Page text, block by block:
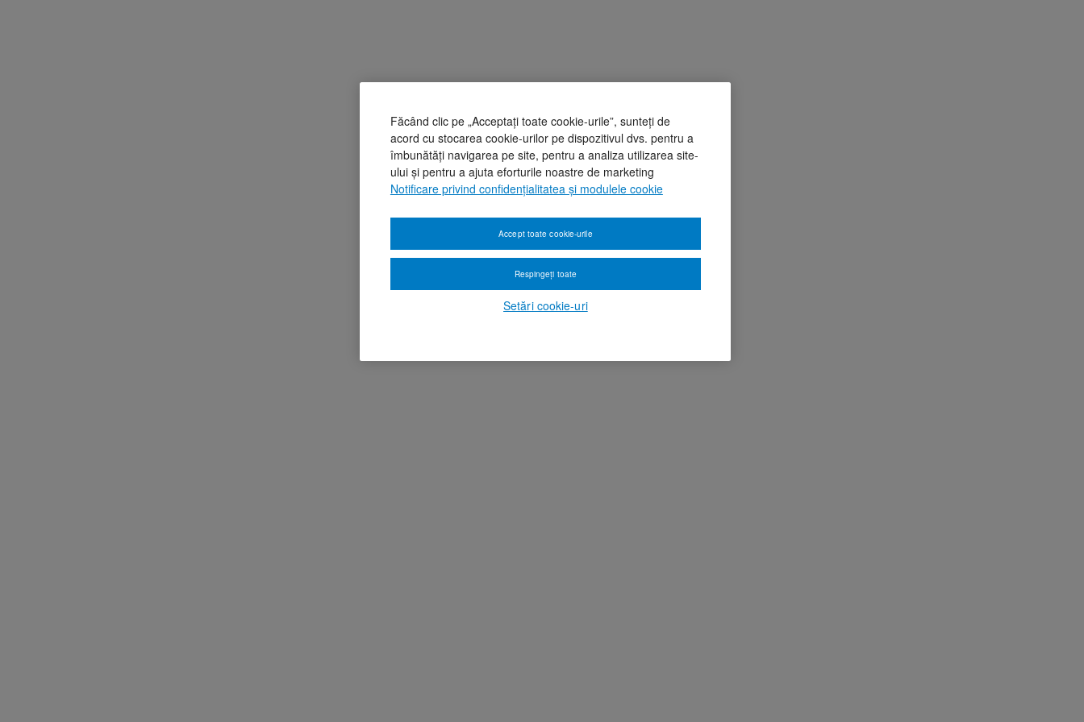
Făcând clic pe „Acceptați toate cookie-urile”, sunteți de
acord cu stocarea cookie-urilor pe dispozitivul dvs. pentru a
îmbunătăți navigarea pe site, pentru a analiza utilizarea site-
ului și pentru a ajuta eforturile noastre de marketing
Notificare privind confidențialitatea și modulele cookie
Setări cookie-uri
Respingeți toate
Accept toate cookie-urile